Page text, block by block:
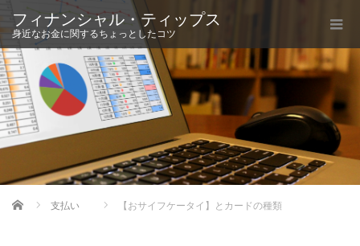
フィナンシャル・ティップス
身近なお金に関するちょっとしたコツ
Home 支払い 【おサイフケータイ】とカードの種類